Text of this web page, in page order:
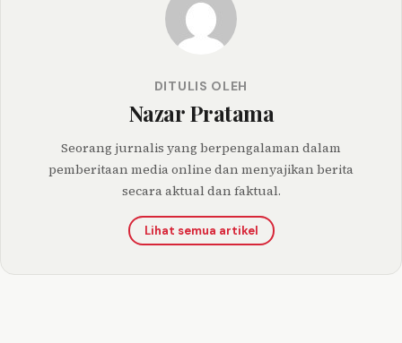
DITULIS OLEH
Nazar Pratama
Seorang jurnalis yang berpengalaman dalam
pemberitaan media online dan menyajikan berita
secara aktual dan faktual.
Lihat semua artikel